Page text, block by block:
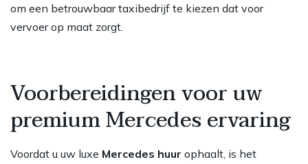
om een betrouwbaar taxibedrijf te kiezen dat voor
vervoer op maat zorgt.
Voorbereidingen voor uw
premium Mercedes ervaring
Voordat u uw luxe Mercedes huur ophaalt, is het